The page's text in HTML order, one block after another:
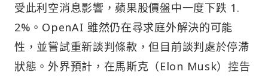
受此利空消息影響，蘋果股價盤中一度下跌 1.
2%。OpenAI 雖然仍在尋求庭外解決的可能
性，並嘗試重新談判條款，但目前談判處於停滯
狀態。外界預計，在馬斯克（Elon Musk）控告